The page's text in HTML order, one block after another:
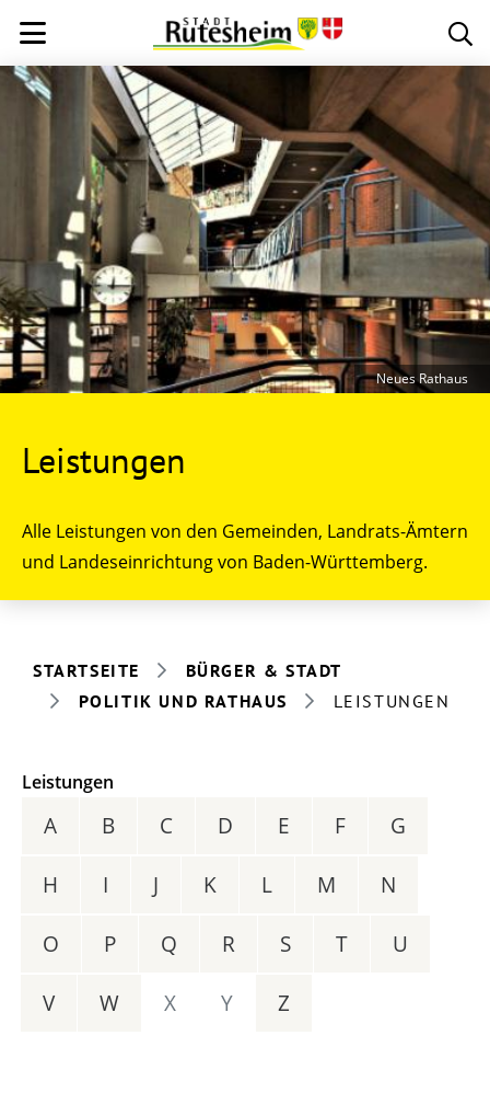
Leistungen
Alle Leistungen von den Gemeinden, Landrats-Ämtern
und Landeseinrichtung von Baden-Württemberg.
Neues Rathaus
STARTSEITE
BÜRGER & STADT
POLITIK UND RATHAUS
LEISTUNGEN
Leistungen
A B C D E F G
H I J K L M N
O P Q R S T U
V W X Y Z